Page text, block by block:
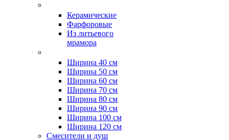
Керамические
Фарфоровые
Из литьевого
мрамора
Ширина 40 см
Ширина 50 см
Ширина 60 см
Ширина 70 см
Ширина 80 см
Ширина 90 см
Ширина 100 см
Ширина 120 см
Смесители и душ